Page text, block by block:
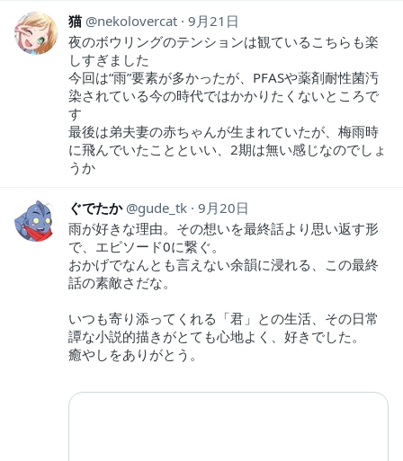
猫 nekolovercat 9月21日
夜のボウリングのテンションは観ているこちらも楽
しすぎました
今回は“雨”要素が多かったが、PFASや薬剤耐性菌汚
染されている今の時代ではかかりたくないところで
す
最後は弟夫妻の赤ちゃんが生まれていたが、梅雨時
に飛んでいたことといい、2期は無い感じなのでしょ
うか
ぐでたか gude_tk 9月20日
雨が好きな理由。その想いを最終話より思い返す形
で、エピソード0に繋ぐ。
おかげでなんとも言えない余韻に浸れる、この最終
話の素敵さだな。
いつも寄り添ってくれる「君」との生活、その日常
譚な小説的描きがとても心地よく、好きでした。
癒やしをありがとう。